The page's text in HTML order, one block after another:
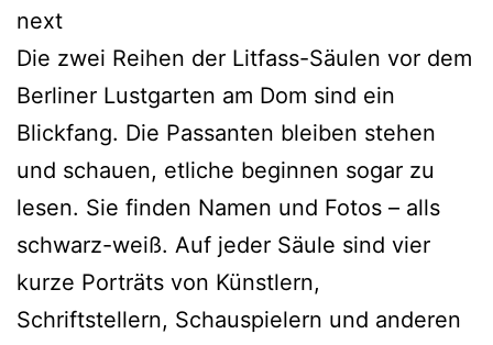
next
Die zwei Reihen der Litfass-Säulen vor dem
Berliner Lustgarten am Dom sind ein
Blickfang. Die Passanten bleiben stehen
und schauen, etliche beginnen sogar zu
lesen. Sie finden Namen und Fotos – alls
schwarz-weiß. Auf jeder Säule sind vier
kurze Porträts von Künstlern,
Schriftstellern, Schauspielern und anderen